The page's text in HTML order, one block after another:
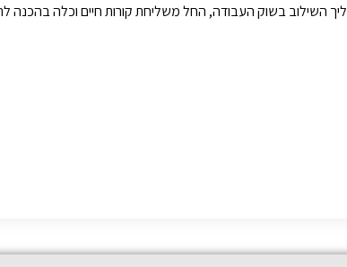
בשוק העבודה, החל משליחת קורות חיים וכלה בהכנה